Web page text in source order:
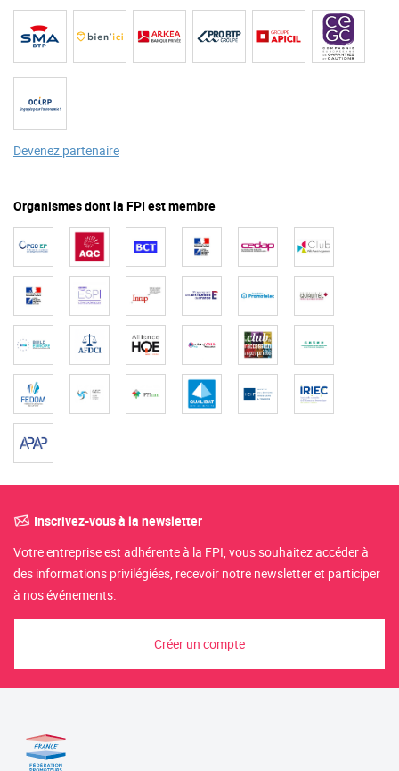
Devenez partenaire
Organismes dont la FPI est membre
Inscrivez-vous à la newsletter
Votre entreprise est adhérente à la FPI, vous souhaitez accéder à
des informations privilégiées, recevoir notre newsletter et participer
à nos événements.
Créer un compte